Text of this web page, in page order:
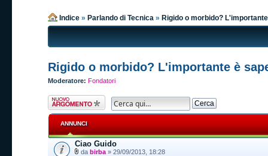
Indice » Parlando di Tecnica » Rigido o morbido?
Rigido o morbido? L'importante è
Moderatore: Fondatori
Scrivi un nuovo
argomento
ANNUNCI
Ciao Guido
da birba » 29/09/2013, 18:28